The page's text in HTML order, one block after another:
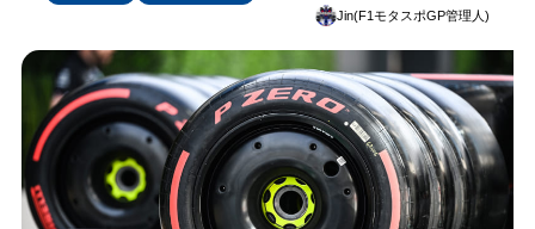
Jin(F1モタスポGP管理人)